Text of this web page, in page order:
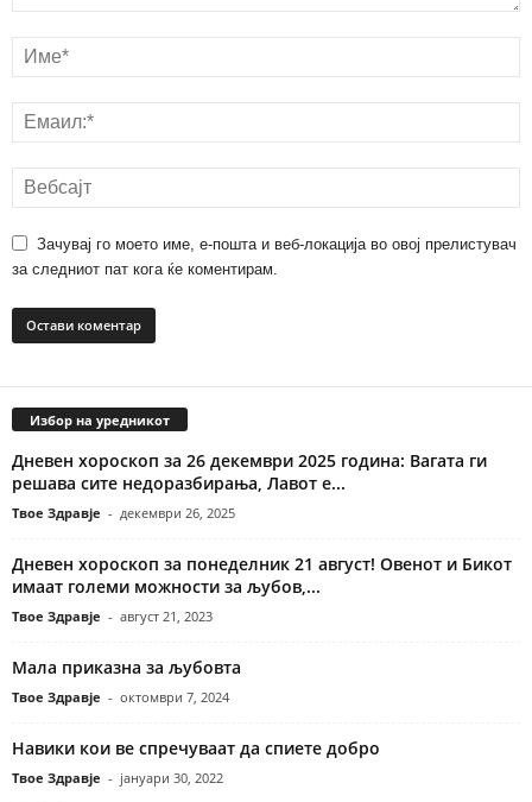
Зачувај го моето име, е-пошта и веб-локација во овој прелистувач
за следниот пат кога ќе коментирам.
Избор на уредникот
Дневен хороскоп за 26 декември 2025 година: Вагата ги
решава сите недоразбирања, Лавот е...
Твое Здравје - декември 26, 2025
Дневен хороскоп за понеделник 21 август! Овенот и Бикот
имаат големи можности за љубов,...
Твое Здравје - август 21, 2023
Мала приказна за љубовта
Твое Здравје - октомври 7, 2024
Навики кои ве спречуваат да спиете добро
Твое Здравје - јануари 30, 2022